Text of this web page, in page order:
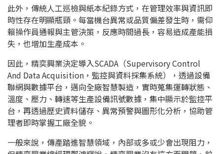
此外，傳統人工巡檢與紙本紀錄方式，在管理效率與資訊即
時性存在明顯瓶頸。每當機台異常或品質偏差發生時，需仰
賴操作員通報與主管決策，反應時間過長，容易造成產能損
失，也增加生產成本。
因此，精奕興業決定導入SCADA（Supervisory Control
And Data Acquisition，監控與資料採集系統），透過設備
聯網與數據平台，邁向全廠智慧製造，實時蒐集運轉狀態、
溫度、壓力、轉速等生產設備訊號數據，集中顯示於監控平
台，再透過歷史資料儲存、異常預警與圖形化分析，協助管
理者即時掌握工廠全貌。
一般來說，傳產踏進智慧領域，內部或多或少會出現阻力，